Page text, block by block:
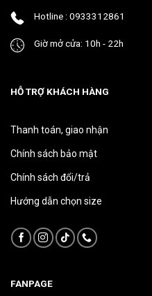
Hotline : 0933312861
Giờ mở cửa: 10h - 22h
HỖ TRỢ KHÁCH HÀNG
Thanh toán, giao nhận
Chính sách bảo mật
Chính sách đổi/trả
Hướng dẫn chọn size
FANPAGE